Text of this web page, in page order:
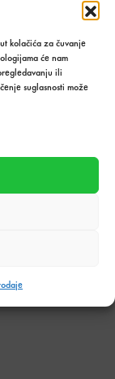
kolačića za čuvanje
će nam
ili
suglasnosti može
površine te
KK 71 3kg